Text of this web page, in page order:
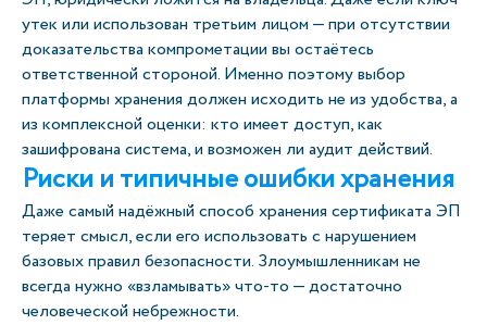
утек или использован третьим лицом — при отсутствии
доказательства компрометации вы остаётесь
ответственной стороной. Именно поэтому выбор
платформы хранения должен исходить не из удобства, а
из комплексной оценки: кто имеет доступ, как
зашифрована система, и возможен ли аудит действий.
Риски и типичные ошибки хранения
Даже самый надёжный способ хранения сертификата ЭП
теряет смысл, если его использовать с нарушением
базовых правил безопасности. Злоумышленникам не
всегда нужно «взламывать» что-то — достаточно
человеческой небрежности.